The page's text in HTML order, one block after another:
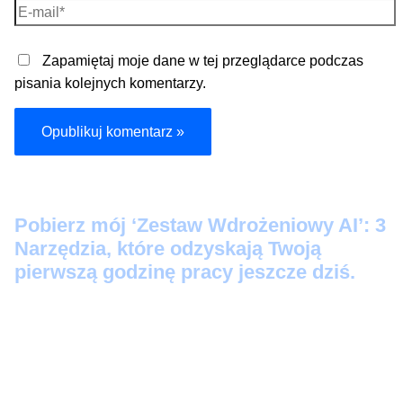
E-
mail*
Zapamiętaj moje dane w tej przeglądarce podczas
pisania kolejnych komentarzy.
Pobierz mój ‘Zestaw Wdrożeniowy AI’: 3
Narzędzia, które odzyskają Twoją
pierwszą godzinę pracy jeszcze dziś.